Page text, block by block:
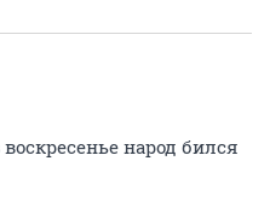
народ бился